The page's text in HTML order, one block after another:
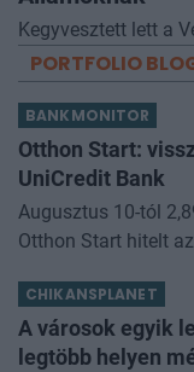
Kegyvesztett lett a
PORTFOLIO
BANKMONITOR
Otthon Start:
UniCredit Bank
Augusztus 10-tól
Otthon Start hitelt
kamathoz képest.
CHIKANSPLANET
A városok egyik
legtöbb helyen